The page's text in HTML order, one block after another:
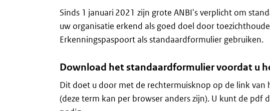
Sinds 1 januari 2021 zijn grote ANBI's verplicht om
uw organisatie erkend als goed doel door
Erkenningspaspoort als standaardformulier gebruiken.
Download het standaardformulier voordat u
Dit doet u door met de rechtermuisknop op de link
(deze term kan per browser anders zijn). U kunt de pdf